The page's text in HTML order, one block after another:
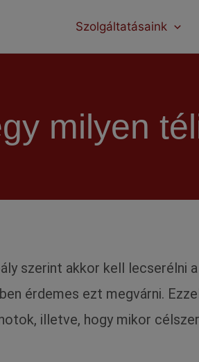
Szolgáltatásaink
milyen
szerint akkor kell lecserélni
érdemes ezt megvárni.
illetve, hogy mikor